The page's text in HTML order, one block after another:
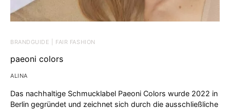
BRANDGUIDE | FAIR FASHION
paeoni colors
ALINA
Das nachhaltige Schmucklabel Paeoni Colors wurde 2022 in
Berlin gegründet und zeichnet sich durch die ausschließliche